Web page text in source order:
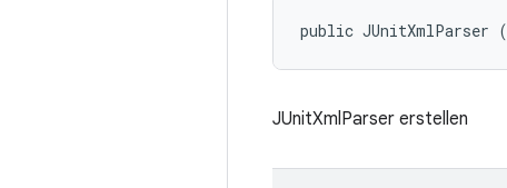
public JUnitXmlParser (
JUnitXmlParser erstellen